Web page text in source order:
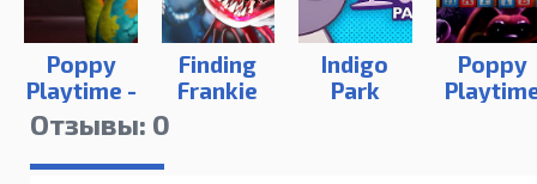
Poppy
Playtime -
Chapter 4
Finding
Frankie
Indigo
Park
Poppy
Отзывы: 0